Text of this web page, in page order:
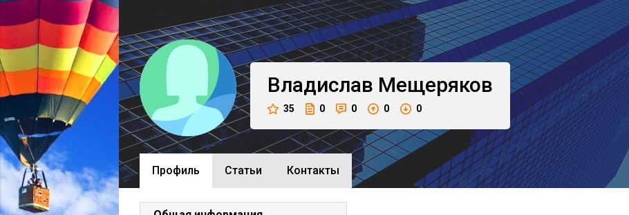
Владислав Мещеряков
35 0 0 0 0
Профиль Cтатьи Контакты